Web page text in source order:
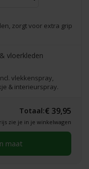
zorgt voor extra grip
vloerkleden
vlekkenspray,
& interieurspray.
Totaal:€ 39,95
zie je in je winkelwagen
maat